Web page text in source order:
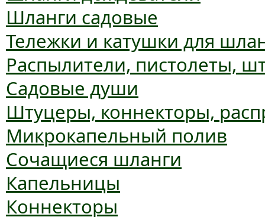
Шланги садовые
Тележки и катушки для
Распылители, пистолеты,
Садовые души
Штуцеры, коннекторы,
Микрокапельный полив
Сочащиеся шланги
Капельницы
Коннекторы